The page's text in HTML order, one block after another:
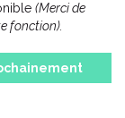
(Merci de
fonction).